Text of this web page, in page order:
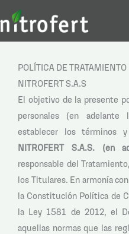
al
contenido
POLÍTICA DE
NITROFERT S.A.S
El objetivo de la presente
personales (en adelante
establecer los términos
NITROFERT S.A.S. (en
responsable del
los Titulares. En armonía
la Constitución Política de
la Ley 1581 de 2012, el
aquellas normas que las